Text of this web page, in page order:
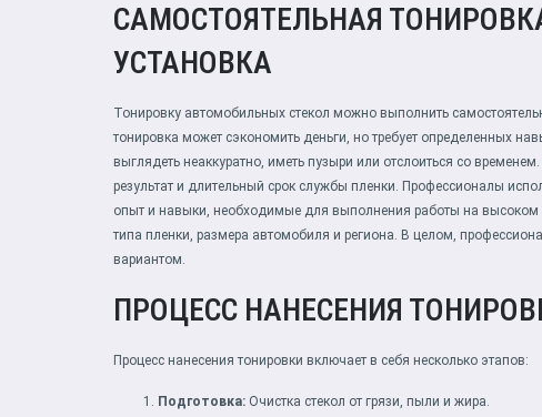
САМОСТОЯТЕЛЬНАЯ
УСТАНОВКА
Тонировку автомобильных стекол можно выполнить
тонировка может сэкономить деньги, но требует определенных
выглядеть неаккуратно, иметь пузыри или отслоиться со
результат и длительный срок службы пленки. Профессионалы
опыт и навыки, необходимые для выполнения работы на высоком
типа пленки, размера автомобиля и региона. В целом,
вариантом.
ПРОЦЕСС НАНЕСЕНИЯ
Процесс нанесения тонировки включает в себя несколько этапов:
Подготовка: Очистка стекол от грязи, пыли и жира.